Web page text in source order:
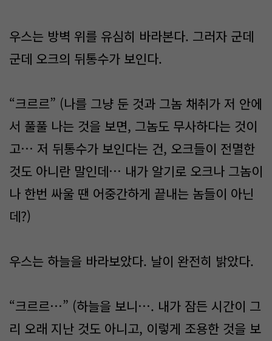
우스는 방벽 위를 유심히 바라본다. 그러자 군데
군데 오크의 뒤통수가 보인다.
“크르르” (나를 그냥 둔 것과 그놈 채취가 저 안에
서 풀풀 나는 것을 보면, 그놈도 무사하다는 것이
고… 저 뒤통수가 보인다는 건, 오크들이 전멸한
것도 아니란 말인데… 내가 알기로 오크나 그놈이
나 한번 싸울 땐 어중간하게 끝내는 놈들이 아닌
데?)
우스는 하늘을 바라보았다. 날이 완전히 밝았다.
“크르르…” (하늘을 보니…. 내가 잠든 시간이 그
리 오래 지난 것도 아니고, 이렇게 조용한 것을 보